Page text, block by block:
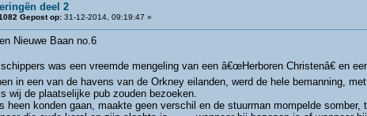
deel 2
Gepost op:31-12-2014, 09:19:47 »
Baan no.6
was een vreemde mengeling van een â€œHerboren Christenâ€ en
in een van de havens van de Orkney eilanden, werd de hele bemanning,
wij de plaatselijke pub zouden bezoeken.
heen konden gaan, maakte geen verschil en de stuurman mompelde